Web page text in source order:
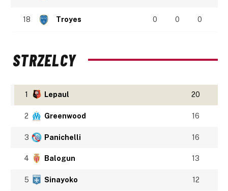
18 Troyes 0 0 0
STRZELCY
1 Lepaul 20
2 Greenwood 16
3 Panichelli 16
4 Balogun 13
5 Sinayoko 12